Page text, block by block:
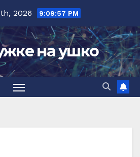
2026 9:09:59 PM
на ушко